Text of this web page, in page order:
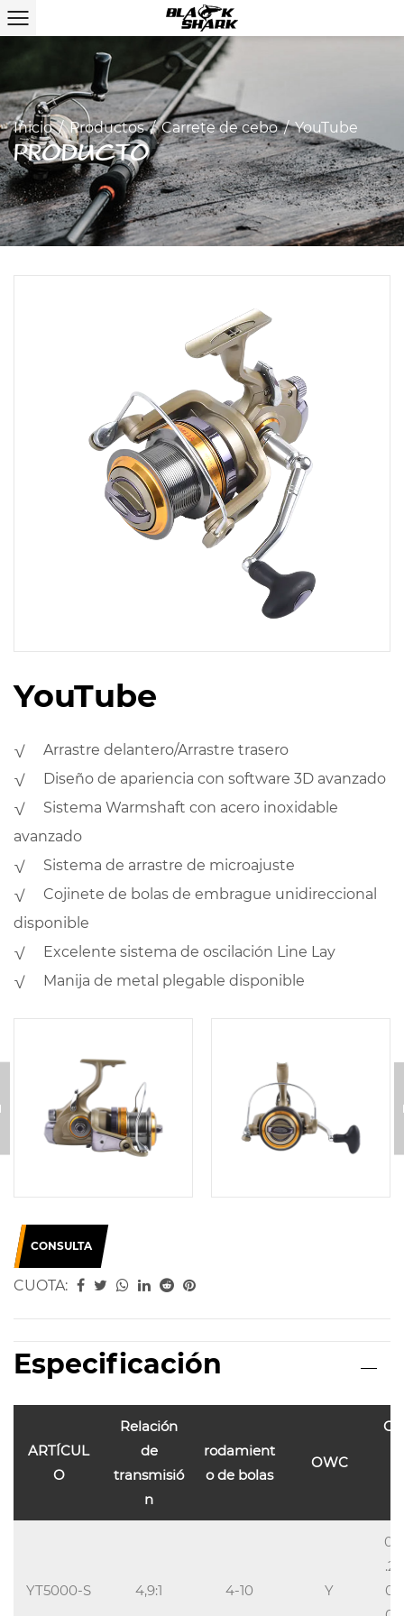
Inicio/Productos/Carrete de cebo/YouTube
PRODUCTO
YouTube
√ Arrastre delantero/Arrastre trasero
√ Diseño de apariencia con software 3D avanzado
√ Sistema Warmshaft con acero inoxidable
avanzado
√ Sistema de arrastre de microajuste
√ Cojinete de bolas de embrague unidireccional
disponible
√ Excelente sistema de oscilación Line Lay
√ Manija de metal plegable disponible
CONSULTA
CUOTA:
Especificación
ARTÍCUL
O
Relación
de
transmisió
n
rodamient
o de bolas
OWC
YT5000-S 4,9:1 4-10 Y
0/